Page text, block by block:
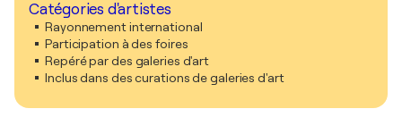
Catégories d'artistes
Rayonnement international
Participation à des foires
Repéré par des galeries d'art
Inclus dans des curations de galeries d'art